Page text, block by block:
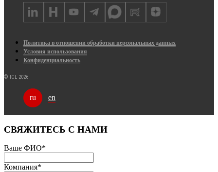
Политика в отношении обработки персональных данных
Условия использования
Конфиденциальность
© ICL 2026
ru en
СВЯЖИТЕСЬ С НАМИ
Ваше ФИО*
Компания*